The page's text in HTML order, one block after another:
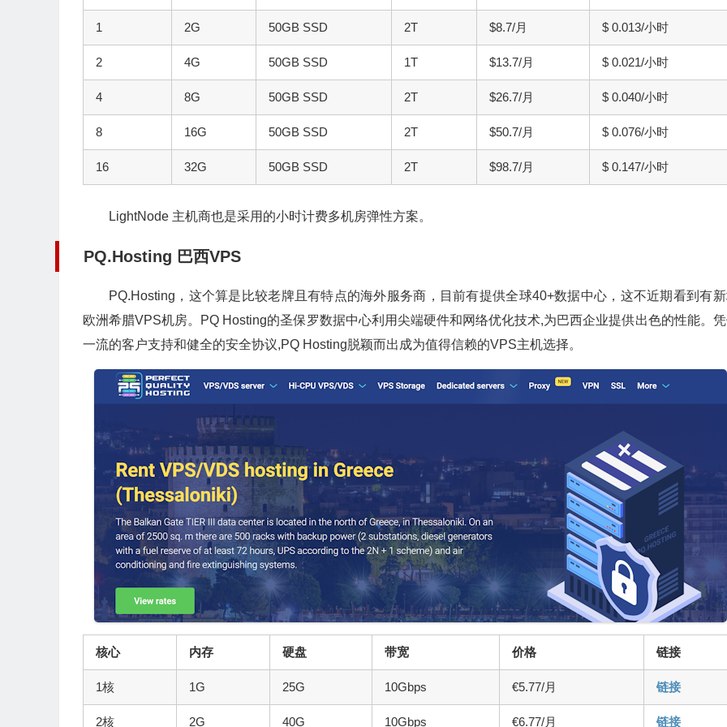
1 2G 50GB SSD 2T $8.7/月 $ 0.013/小时
2 4G 50GB SSD 1T $13.7/月 $ 0.021/小时
4 8G 50GB SSD 2T $26.7/月 $ 0.040/小时
8 16G 50GB SSD 2T $50.7/月 $ 0.076/小时
16 32G 50GB SSD 2T $98.7/月 $ 0.147/小时
LightNode 主机商也是采用的小时计费多机房弹性方案。
PQ.Hosting 巴西VPS
PQ.Hosting，这个算是比较老牌且有特点的海外服务商，目前有提供全球40+数据中心，这不近期看到有
欧洲希腊VPS机房。PQ Hosting的圣保罗数据中心利用尖端硬件和网络优化技术,为巴西企业提供出色的性能。
一流的客户支持和健全的安全协议,PQ Hosting脱颖而出成为值得信赖的VPS主机选择。
核心 内存 硬盘 带宽 价格 链接
1核 1G 25G 10Gbps €5.77/月 链接
2核 2G 40G 10Gbps €6.77/月 链接